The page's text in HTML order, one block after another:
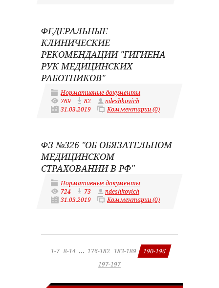
ФЕДЕРАЛЬНЫЕ
КЛИНИЧЕСКИЕ
РЕКОМЕНДАЦИИ "ГИГИЕНА
РУК МЕДИЦИНСКИХ
РАБОТНИКОВ"
Нормативные документы
769
82
ndeshkovich
31.03.2019
Комментарии (0)
ФЗ №326 "ОБ ОБЯЗАТЕЛЬНОМ
МЕДИЦИНСКОМ
СТРАХОВАНИИ В РФ"
Нормативные документы
724
73
ndeshkovich
31.03.2019
Комментарии (0)
1-7 8-14 ... 176-182 183-189
190-196
197-197